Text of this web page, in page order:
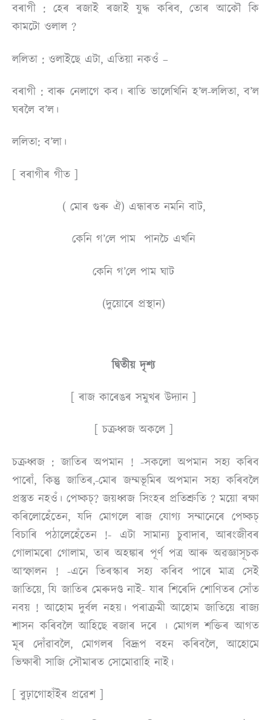
বৰাগী : হেৰ ৰজাই ৰজাই যুদ্ধ কৰিব, তােৰ আকৌ কি
কামটো ওলাল ?
ললিতা : ওলাইছে এটা, এতিয়া নকওঁ –
বৰাগী : বাৰু নেলাগে কব। ৰাতি ভালেখিনি হ’ল-ললিতা, ব’ল
ঘৰলৈ ব’ল।
ললিতা: ব’লা।
[ বৰাগীৰ গীত ]
( মােৰ গুৰু ঐ) এন্ধাৰত নমনি বাট,
কেনি গ’লে পাম পানচৈ এখনি
কেনি গ’লে পাম ঘাট
(দুয়োৰে প্ৰস্থান)
দ্বিতীয় দৃশ্য
[ ৰাজ কাৰেঙৰ সমুখৰ উদ্যান ]
[ চক্ৰধ্বজ অকলে ]
চক্ৰধ্বজ : জাতিৰ অপমান ! -সকলো অপমান সহ্য কৰিব
পাৰোঁ, কিন্তু জাতিৰ,-মােৰ জম্মভূমিৰ অপমান সহ্য কৰিবলৈ
প্রস্তুত নহওঁ। পেচ্কচ্? জয়ধ্বজ সিংহৰ প্রতিশ্রুতি ? ময়াে ৰক্ষা
কৰিলােহেঁতেন, যদি মােগলে ৰাজ যােগ্য সম্মানেৰে পেচ্কচ্
বিচাৰি পঠালেহেঁতেন !- এটা সামান্য চুবাদাৰ, আৰংজীবৰ
গােলামৰো গােলাম, তাৰ অহঙ্কাৰ পূর্ণ পত্ৰ আৰু অৱজ্ঞাসূচক
আস্ফালন ! -এনে তিৰস্কাৰ সহ্য কৰিব পাৰে মাত্র সেই
জাতিয়ে, যি জাতিৰ মেৰুদণ্ড নাই- যাৰ শিৰেদি শােণিতৰ সোঁত
নবয় ! আহােম দুর্বল নহয়। পৰাক্ৰমী আহােম জাতিয়ে ৰাজ্য
শাসন কৰিবলৈ আহিছে ৰজাৰ দৰে । মােগল শক্তিৰ আগত
মূৰ দোঁৱাবলৈ, মােগলৰ বিদ্রূপ বহন কৰিবলৈ, আহােমে
ভিক্ষাৰী সাজি সৌমাৰত সােমােৱাহি নাই।
[ বুঢ়াগােহাঁইৰ প্ৰৱেশ ]